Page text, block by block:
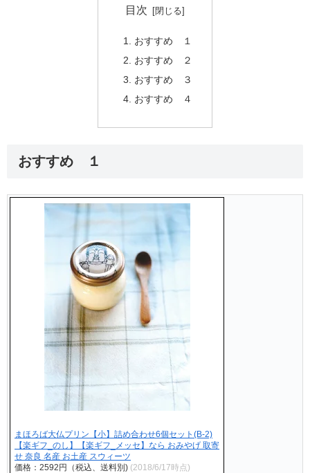
目次
おすすめ １
おすすめ ２
おすすめ ３
おすすめ ４
おすすめ １
まほろば大仏プリン【小】詰め合わせ6個セット(B-2)
【楽ギフ_のし】【楽ギフ_メッセ】なら おみやげ 取寄
せ 奈良 名産 お土産 スウィーツ
価格：2592円（税込、送料別) (2018/6/17時点)